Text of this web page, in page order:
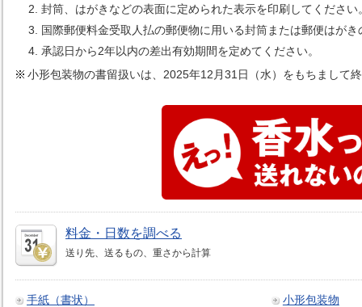
封筒、はがきなどの表面に定められた表示を印刷してください
国際郵便料金受取人払の郵便物に用いる封筒または郵便はが
承認日から2年以内の差出有効期間を定めてください。
小形包装物の書留扱いは、2025年12月31日（水）をもちまして
料金・日数を調べる
送り先、送るもの、重さから計算
手紙（書状）
小形包装物